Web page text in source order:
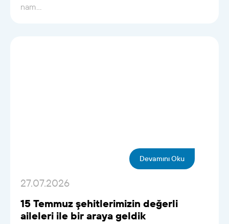
nam...
Devamını Oku
27.07.2026
15 Temmuz şehitlerimizin değerli
aileleri ile bir araya geldik